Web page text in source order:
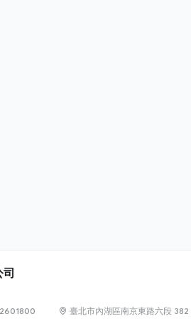
臺北市內湖區南京東路六段 382